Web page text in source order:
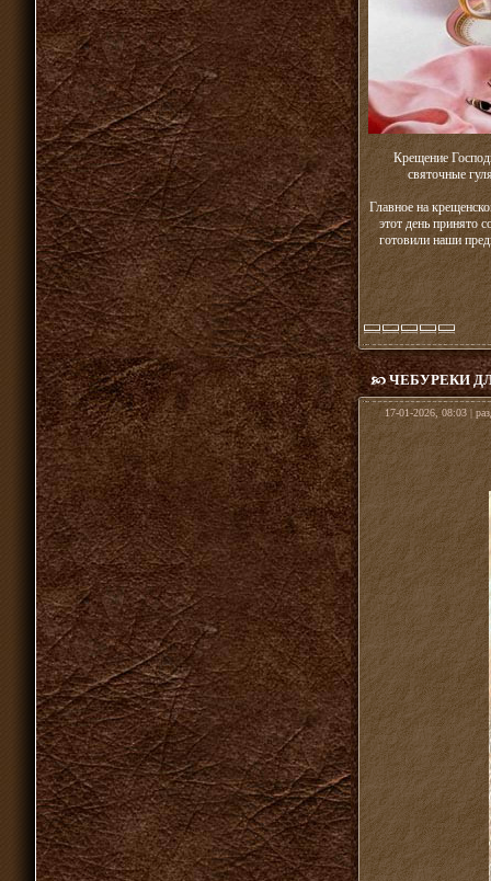
Крещение
святочные
Главное на
этот день принято
готовили наши
ЧЕБУРЕКИ
17-01-2026, 08:03 |